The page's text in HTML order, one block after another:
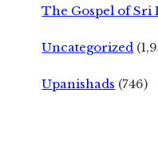
The Gospel of Sri
Uncategorized
Upanishads (746)